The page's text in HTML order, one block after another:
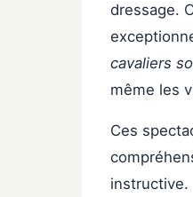
dressage.
cavaliers
même les
Ces
instructive.